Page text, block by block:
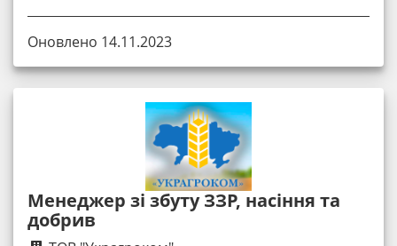
Оновлено 14.11.2023
Менеджер зі збуту ЗЗР, насіння та
добрив